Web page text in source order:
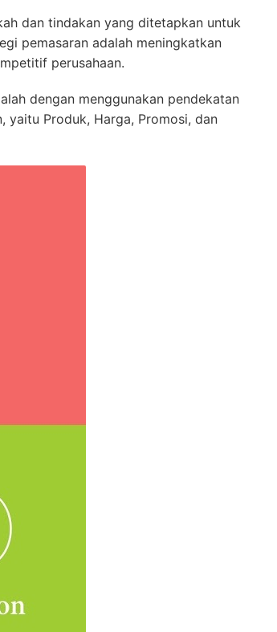
dan tindakan yang ditetapkan untuk
pemasaran adalah meningkatkan
perusahaan.
dengan menggunakan pendekatan
yaitu Produk, Harga, Promosi, dan